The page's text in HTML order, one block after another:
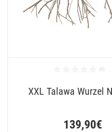
XXL Talawa Wurzel
139,90€